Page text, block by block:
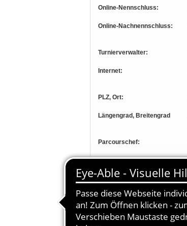
Online-Nennschluss:
Online-Nachnennschluss:
Turnierverwalter:
Internet:
PLZ, Ort:
Längengrad, Breitengrad
Parcourschef:
Richter:
Teilnahmeberechtigung: